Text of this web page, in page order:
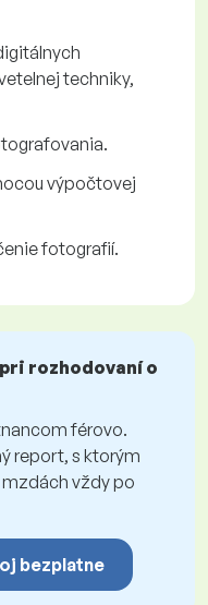
techniky,
výpočtovej
fotografií.
rozhodovaní o
férovo.
report, s ktorým
vždy po
bezplatne